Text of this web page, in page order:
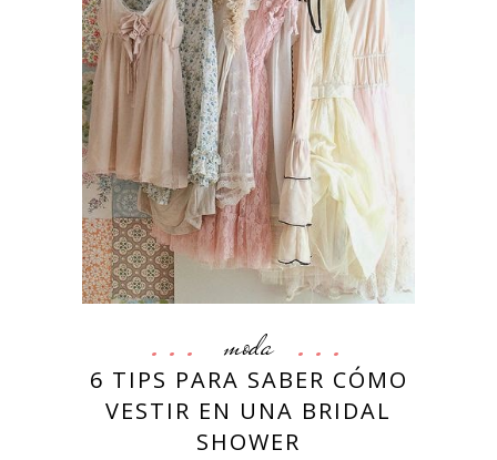
moda
6 TIPS PARA SABER CÓMO
VESTIR EN UNA BRIDAL
SHOWER